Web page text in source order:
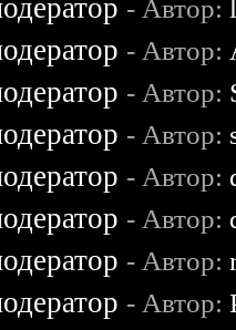
- Автор:
- Автор:
- Автор:
- Автор:
- Автор:
- Автор:
- Автор:
- Автор: